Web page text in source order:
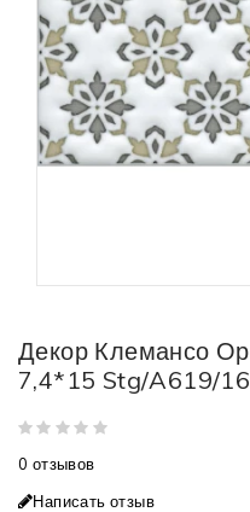
Декор Клемансо
7,4*15 Stg/A619/
0 отзывов
Написать отзыв